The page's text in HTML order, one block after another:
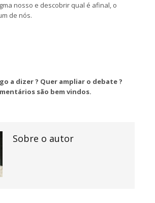
nosso e descobrir qual é afinal, o
de nós.
a dizer ? Quer ampliar o debate ?
são bem vindos.
Sobre o autor